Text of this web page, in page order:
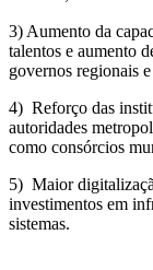
3) Aumento da
talentos e aumento
governos regionais
4) Reforço das
autoridades
como consórcios
5) Maior
investimentos em
sistemas.